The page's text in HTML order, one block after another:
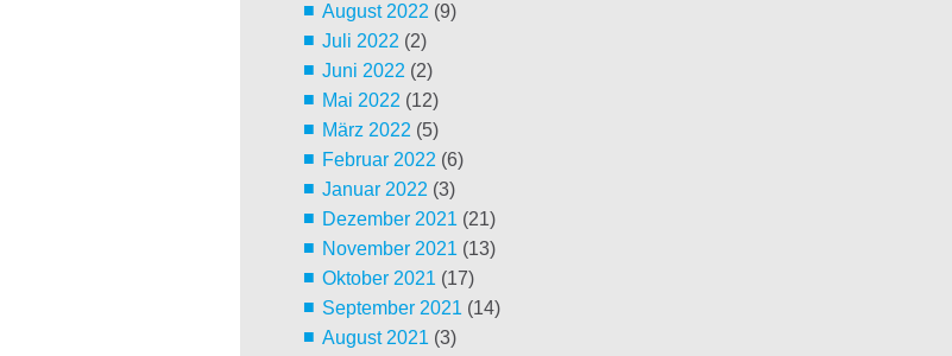
August 2022 (9)
Juli 2022 (2)
Juni 2022 (2)
Mai 2022 (12)
März 2022 (5)
Februar 2022 (6)
Januar 2022 (3)
Dezember 2021 (21)
November 2021 (13)
Oktober 2021 (17)
September 2021 (14)
August 2021 (3)